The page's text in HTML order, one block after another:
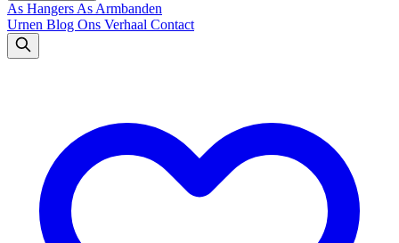
As Hangers As Armbanden
Urnen Blog Ons Verhaal Contact